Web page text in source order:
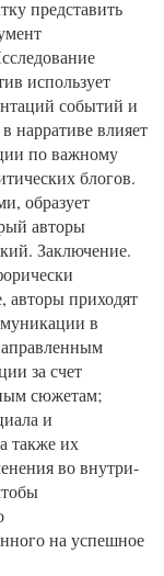
представить
использует
событий и
нарративе влияет
по важному
блогов.
образует
авторы
Заключение.
авторы приходят
в
за счет
сюжетам;
и
также их
во внутри-
на успешное